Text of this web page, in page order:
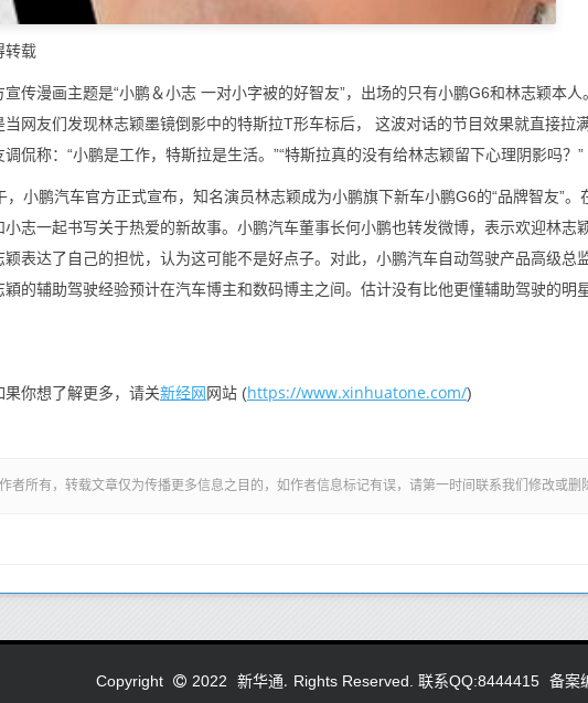
转载
漫画主题是“小鹏＆小志 一对小字被的好智友”，出场的只有小鹏G6和林志颖本人
网友们发现林志颖墨镜倒影中的特斯拉T形车标后， 这波对话的节目效果就直接拉
侃称：“小鹏是工作，特斯拉是生活。”“特斯拉真的没有给林志颖留下心理阴影吗？”
鹏汽车官方正式宣布，知名演员林志颖成为小鹏旗下新车小鹏G6的“品牌智友”。
志一起书写关于热爱的新故事。小鹏汽车董事长何小鹏也转发微博，表示欢迎林志
表达了自己的担忧，认为这可能不是好点子。对此，小鹏汽车自动驾驶产品高级总
的辅助驾驶经验预计在汽车博主和数码博主之间。估计没有比他更懂辅助驾驶的明
你想了解更多，请关新经网网站 (https://www.xinhuatone.com/)
者所有，转载文章仅为传播更多信息之目的，如作者信息标记有误，请第一时间联系我们修改或删
Copyright 2022 新华通. Rights Reserved. 联系QQ:8444415 备案